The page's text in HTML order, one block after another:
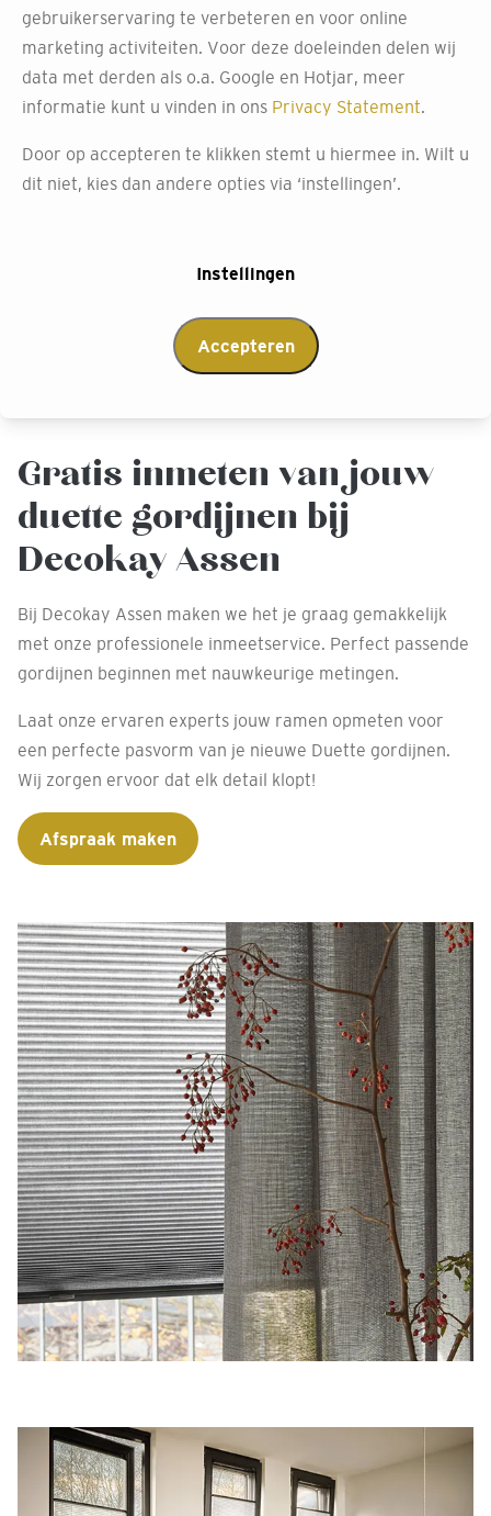
Onze duette gordijnen combineren luxe met
functionaliteit, net als andere populaire shades. Met ons
uitgebreide aanbod vind je gegarandeerd de perfecte
match voor je interieur. Bij Decokay Assen kun je je
raambekleding volledig op maat samenstellen, of het nu
gaat om een schuin raam, je serre of erker.
om je gordijnen snel en stil te openen of te sluiten.
Afspraak maken
Gratis inmeten van jouw
duette gordijnen bij
Decokay Assen
Bij Decokay Assen maken we het je graag gemakkelijk
met onze professionele inmeetservice. Perfect passende
gordijnen beginnen met nauwkeurige metingen.
Laat onze ervaren experts jouw ramen opmeten voor
een perfecte pasvorm van je nieuwe Duette gordijnen.
Wij zorgen ervoor dat elk detail klopt!
Afspraak maken
gebruikerservaring te verbeteren en voor online
marketing activiteiten. Voor deze doeleinden delen wij
data met derden als o.a. Google en Hotjar, meer
informatie kunt u vinden in ons Privacy Statement.
Door op accepteren te klikken stemt u hiermee in. Wilt u
dit niet, kies dan andere opties via ‘instellingen’.
Instellingen
Accepteren